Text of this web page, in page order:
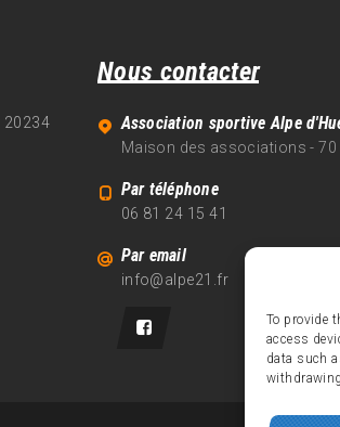
To provide
access
data such
20234
Nous contacter
Association sportive Alpe
Maison des associations - 70
Par téléphone
06 81 24 15 41
Par email
info@alpe21.fr